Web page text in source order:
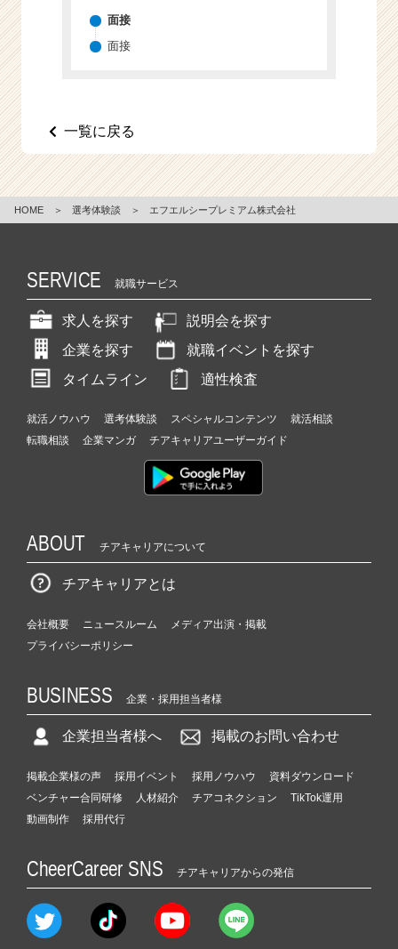
C
e
e
r）
面接
面接
一覧に戻る
HOME ＞ 選考体験談 ＞ エフエルシープレミアム株式会社
SERVICE 就職サービス
求人を探す
説明会を探す
企業を探す
就職イベントを探す
タイムライン
適性検査
就活ノウハウ 選考体験談 スペシャルコンテンツ
就活相談
転職相談
企業マンガ チアキャリアユーザーガイド
ABOUT チアキャリアについて
チアキャリアとは
会社概要 ニュースルーム
メディア出演・掲載
プライバシーポリシー
BUSINESS 企業・採用担当者様
企業担当者様へ 掲載のお問い合わせ
掲載企業様の声 採用イベント 採用ノウハウ
資料ダウンロード
ベンチャー合同研修
人材紹介 チアコネクション
TikTok運用
動画制作
採用代行
CheerCareer SNS チアキャリアからの発信